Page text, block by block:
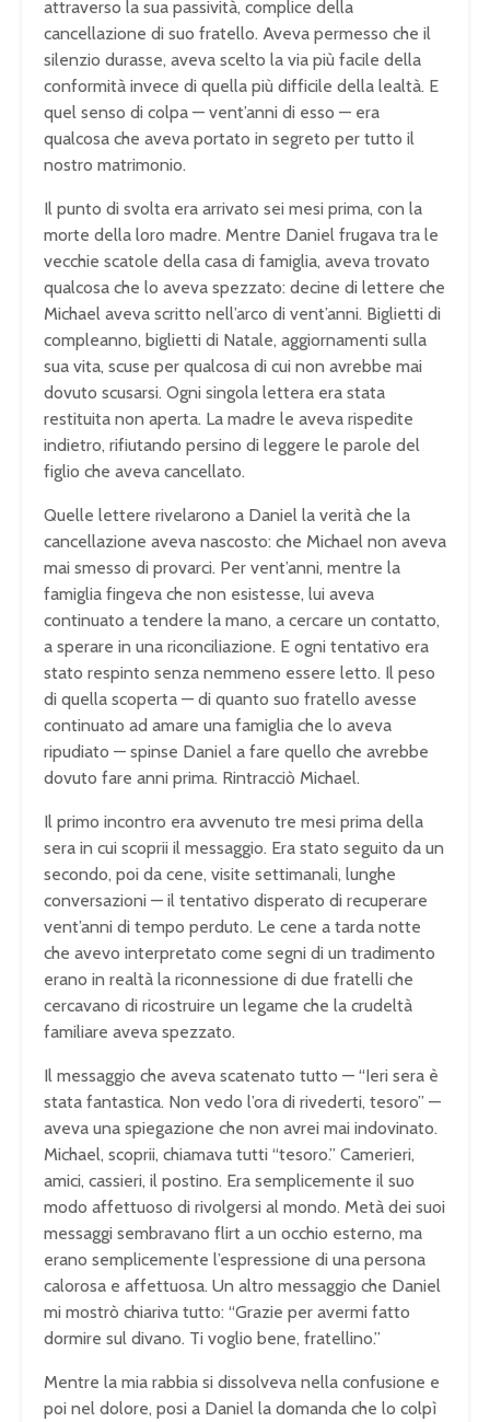
attraverso la sua passività, complice della
cancellazione di suo fratello. Aveva permesso che il
silenzio durasse, aveva scelto la via più facile della
conformità invece di quella più difficile della lealtà. E
quel senso di colpa — vent’anni di esso — era
qualcosa che aveva portato in segreto per tutto il
nostro matrimonio.
Il punto di svolta era arrivato sei mesi prima, con la
morte della loro madre. Mentre Daniel frugava tra le
vecchie scatole della casa di famiglia, aveva trovato
qualcosa che lo aveva spezzato: decine di lettere che
Michael aveva scritto nell’arco di vent’anni. Biglietti di
compleanno, biglietti di Natale, aggiornamenti sulla
sua vita, scuse per qualcosa di cui non avrebbe mai
dovuto scusarsi. Ogni singola lettera era stata
restituita non aperta. La madre le aveva rispedite
indietro, rifiutando persino di leggere le parole del
figlio che aveva cancellato.
Quelle lettere rivelarono a Daniel la verità che la
cancellazione aveva nascosto: che Michael non aveva
mai smesso di provarci. Per vent’anni, mentre la
famiglia fingeva che non esistesse, lui aveva
continuato a tendere la mano, a cercare un contatto,
a sperare in una riconciliazione. E ogni tentativo era
stato respinto senza nemmeno essere letto. Il peso
di quella scoperta — di quanto suo fratello avesse
continuato ad amare una famiglia che lo aveva
ripudiato — spinse Daniel a fare quello che avrebbe
dovuto fare anni prima. Rintracciò Michael.
Il primo incontro era avvenuto tre mesi prima della
sera in cui scoprii il messaggio. Era stato seguito da un
secondo, poi da cene, visite settimanali, lunghe
conversazioni — il tentativo disperato di recuperare
vent’anni di tempo perduto. Le cene a tarda notte
che avevo interpretato come segni di un tradimento
erano in realtà la riconnessione di due fratelli che
cercavano di ricostruire un legame che la crudeltà
familiare aveva spezzato.
Il messaggio che aveva scatenato tutto — “Ieri sera è
stata fantastica. Non vedo l’ora di rivederti, tesoro” —
aveva una spiegazione che non avrei mai indovinato.
Michael, scoprii, chiamava tutti “tesoro.” Camerieri,
amici, cassieri, il postino. Era semplicemente il suo
modo affettuoso di rivolgersi al mondo. Metà dei suoi
messaggi sembravano flirt a un occhio esterno, ma
erano semplicemente l’espressione di una persona
calorosa e affettuosa. Un altro messaggio che Daniel
mi mostrò chiariva tutto: “Grazie per avermi fatto
dormire sul divano. Ti voglio bene, fratellino.”
Mentre la mia rabbia si dissolveva nella confusione e
poi nel dolore, posi a Daniel la domanda che lo colpì